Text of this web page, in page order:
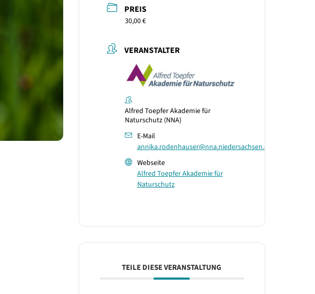
PREIS
30,00 €
VERANSTALTER
Alfred Toepfer Akademie für
Naturschutz (NNA)
E-Mail
annika.rodenhauser@nna.niedersachsen.de
Webseite
Alfred Toepfer Akademie für
Naturschutz
TEILE DIESE VERANSTALTUNG